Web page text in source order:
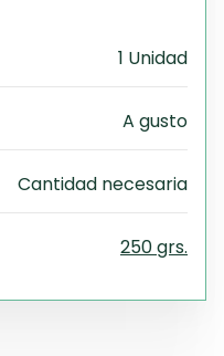
1 Unidad
A gusto
Cantidad necesaria
250 grs.